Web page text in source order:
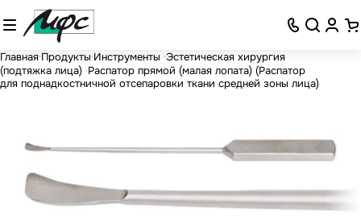
Главная Продукты Инструменты Эстетическая хирургия
(подтяжка лица) Распатор прямой (малая лопата) (Распатор
для поднадкостничной отсепаровки ткани средней зоны лица)